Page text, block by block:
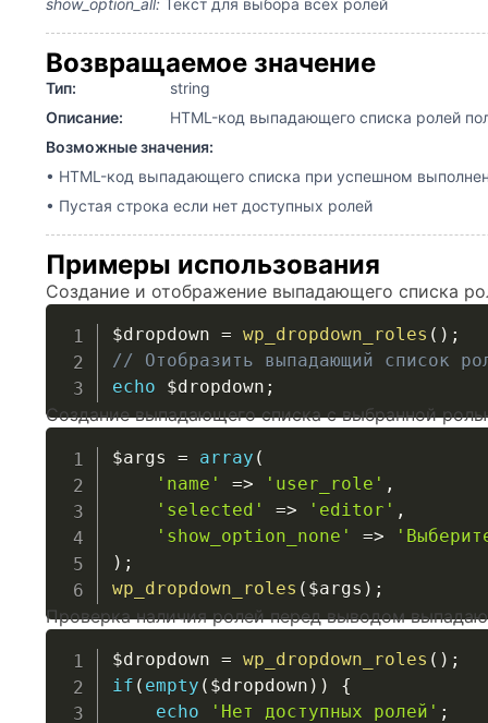
show_option_all: Текст для выбора всех ролей
Возвращаемое значение
Тип:
string
Описание:
HTML-код выпадающего списка ролей
Возможные значения:
• HTML-код выпадающего списка при успешном
• Пустая строка если нет доступных ролей
Примеры использования
Создание и отображение выпадающего списка
$dropdown = wp_dropdown_roles ( ) ;
// Отобразить выпадающий список
echo
$dropdown ;
Создание выпадающего списка с выбранной
$args = array (
'name'
=> 'user_role' ,
'selected'
=> 'editor' ,
'show_option_none'
=>
) ;
wp_dropdown_roles ( $args ) ;
Проверка наличия ролей перед выводом
$dropdown = wp_dropdown_roles ( ) ;
if ( empty ( $dropdown ) )
{
echo
'Нет доступных ролей' ;